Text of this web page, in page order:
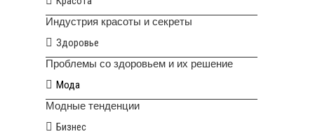
Индустрия красоты и секреты
Здоровье
Проблемы со здоровьем и их решение
Мода
Модные тенденции
Бизнес